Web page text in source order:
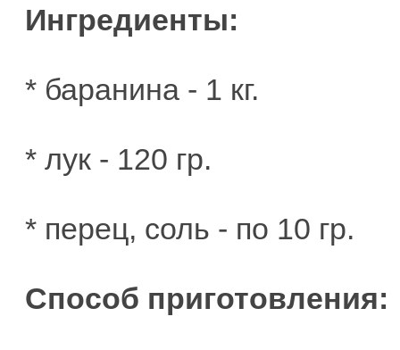
Ингредиенты:
* баранина - 1 кг.
* лук - 120 гр.
* перец, соль - по 10 гр.
Способ приготовления: